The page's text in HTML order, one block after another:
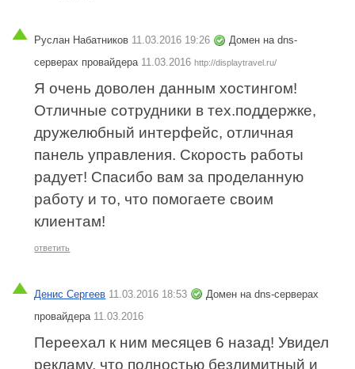
Руслан Набатников 11.03.2016 19:26
Домен на dns-
серверах провайдера 11.03.2016 http://displaytravel.ru/
Я очень доволен данным хостингом!
Отличные сотрудники в тех.поддержке,
дружелюбный интерфейс, отличная
панель управления. Скорость работы
радует! Спасибо вам за проделанную
работу и то, что помогаете своим
клиентам!
ответить
Денис Сергеев 11.03.2016 18:53
Домен на dns-серверах
провайдера 11.03.2016
Переехал к ним месяцев 6 назад! Увидел
рекламу, что полностью безлимитный и